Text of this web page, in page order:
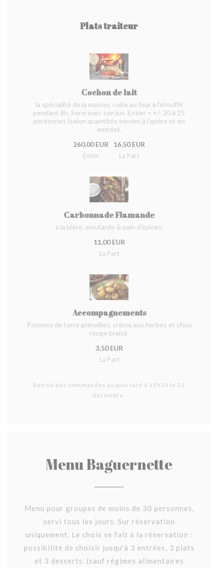
Plats traiteur
Cochon de lait
la spécialité de la maison, cuite au four à l'étouffé
pendant 8h. Servi avec son jus. Entier = +/- 20 à 25
personnes (selon quantités servies à l'apéro et en
entrée).
260,00 EUR
Entier
16,50 EUR
La Part
Carbonnade Flamande
à la bière, moutarde & pain d'épices.
11,00 EUR
La Part
Accompagnements
Pommes de terre grenailles, crème aux herbes et chou
rouge braisé.
3,50 EUR
La Part
Retrait des commandes au plus tard à 15h30 le 31
décembre.
Menu Baguernette
Menu pour groupes de moins de 30 personnes,
servi tous les jours. Sur réservation
uniquement. Le choix se fait à la réservation :
possibilité de choisir jusqu'à 3 entrées, 3 plats
et 3 desserts. (sauf régimes alimentaires